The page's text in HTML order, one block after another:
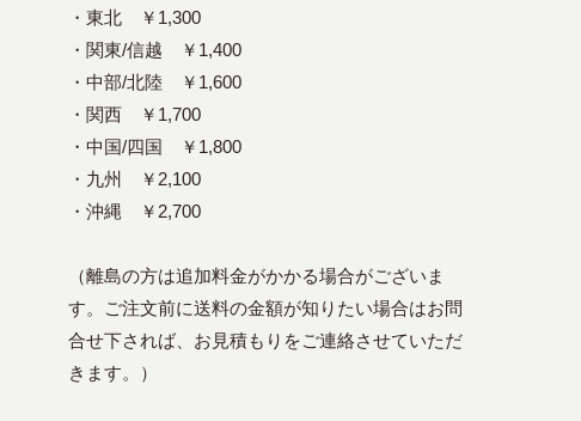
・東北 ￥1,300
・関東/信越 ￥1,400
・中部/北陸 ￥1,600
・関西 ￥1,700
・中国/四国 ￥1,800
・九州 ￥2,100
・沖縄 ￥2,700
（離島の方は追加料金がかかる場合がございま
す。ご注文前に送料の金額が知りたい場合はお問
合せ下されば、お見積もりをご連絡させていただ
きます。）